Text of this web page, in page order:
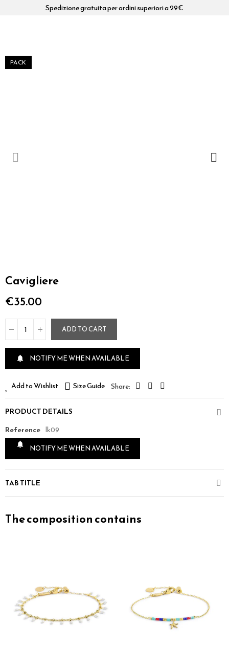
Spedizione gratuita per ordini superiori a 29€
PACK
Cavigliere
€35.00
ADD TO CART
 NOTIFY ME WHEN AVAILABLE
Add to Wishlist Size Guide
PRODUCT DETAILS
Reference lk09
 NOTIFY ME WHEN AVAILABLE
TAB TITLE
The composition contains